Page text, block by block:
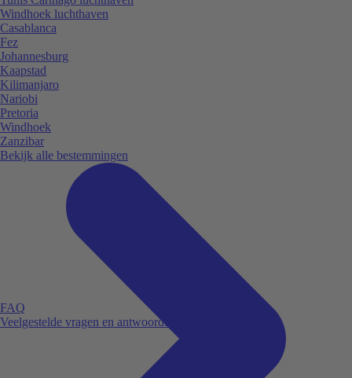
FAQ
Veelgestelde vragen en antwoorden.
Windhoek luchthaven
Casablanca
Fez
Johannesburg
Kaapstad
Kilimanjaro
Nariobi
Pretoria
Windhoek
Zanzibar
Bekijk alle bestemmingen